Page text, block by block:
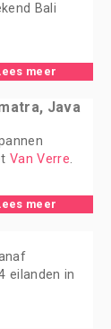
Bali
meer
Java
Van Verre.
meer
eilanden in